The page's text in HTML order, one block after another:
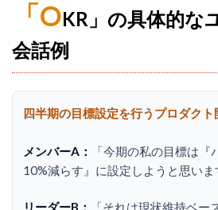
「OKR」の具体的な
会話例
四半期の目標設定を行うプロダク
メンバーA：
「今期の私の目標は
10%減らす』に設定しようと思いま
リーダーB：
「それは現状維持ベー